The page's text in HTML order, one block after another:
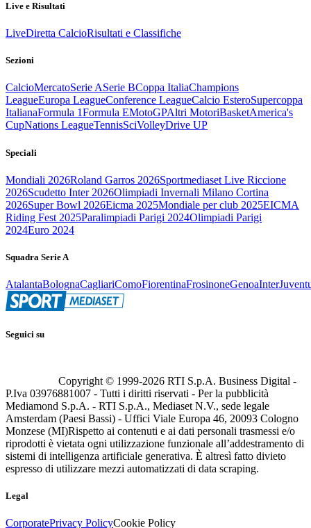
Live e Risultati
LiveDiretta CalcioRisultati e Classifiche
Sezioni
CalcioMercatoSerie ASerie BCoppa ItaliaChampions
LeagueEuropa LeagueConference LeagueCalcio EsteroSupercoppa
ItalianaFormula 1Formula EMotoGPAltri MotoriBasketAmerica's
CupNations LeagueTennisSciVolleyDrive UP
Speciali
Mondiali 2026Roland Garros 2026Sportmediaset Live Riccione
2026Scudetto Inter 2026Olimpiadi Invernali Milano Cortina
2026Super Bowl 2026Eicma 2025Mondiale per club 2025EICMA
Riding Fest 2025Paralimpiadi Parigi 2024Olimpiadi Parigi
2024Euro 2024
Squadra Serie A
AtalantaBolognaCagliariComoFiorentinaFrosinoneGenoaInter
Seguici su
Copyright © 1999-2026 RTI S.p.A. Business Digital -
P.Iva 03976881007 - Tutti i diritti riservati - Per la pubblicità
Mediamond S.p.A. - RTI S.p.A., Mediaset N.V., sede legale
Amsterdam (Paesi Bassi) - Uffici Viale Europa 46, 20093 Cologno
Monzese (MI)Rispetto ai contenuti e ai dati personali trasmessi e/o
riprodotti è vietata ogni utilizzazione funzionale all’addestramento di
sistemi di intelligenza artificiale generativa. È altresì fatto divieto
espresso di utilizzare mezzi automatizzati di data scraping.
Legal
CorporatePrivacy PolicyCookie Policy